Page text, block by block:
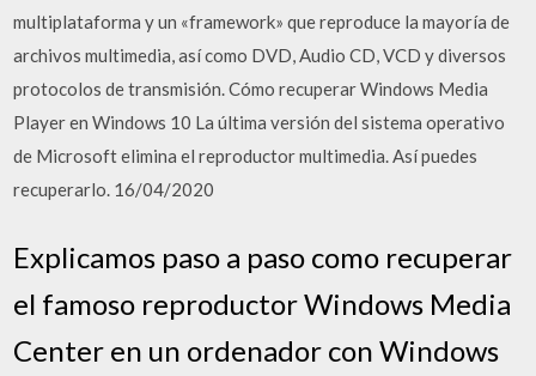
multiplataforma y un «framework» que reproduce la mayoría de
archivos multimedia, así como DVD, Audio CD, VCD y diversos
protocolos de transmisión. Cómo recuperar Windows Media
Player en Windows 10 La última versión del sistema operativo
de Microsoft elimina el reproductor multimedia. Así puedes
recuperarlo. 16/04/2020
Explicamos paso a paso como recuperar
el famoso reproductor Windows Media
Center en un ordenador con Windows